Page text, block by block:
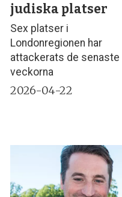
judiska platser
Sex platser i
Londonregionen har
attackerats de senaste
veckorna
2026-04-22